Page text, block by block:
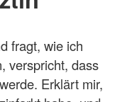
fragt, wie ich
verspricht, dass
Erklärt mir,